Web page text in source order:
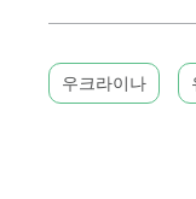
우크라이나